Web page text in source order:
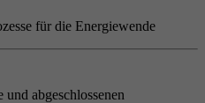
für die Energiewende
abgeschlossenen